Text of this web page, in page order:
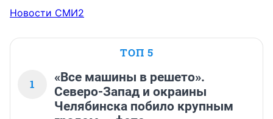
Новости СМИ2
ТОП 5
1
«Все машины в решето».
Северо-Запад и окраины
Челябинска побило крупным